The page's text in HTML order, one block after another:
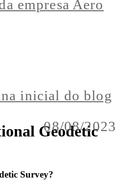
08/08/2023
inicial do blog
Geodetic
Survey?